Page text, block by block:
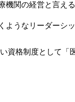
関の経営と言える
ようなリーダーシ
資格制度として「